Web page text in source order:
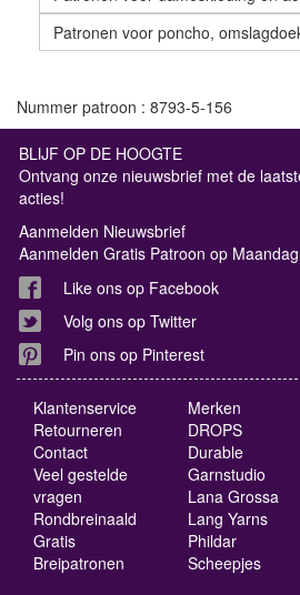
Patronen voor poncho,
Nummer patroon : 8793-5-156
BLIJF OP DE HOOGTE
Ontvang onze nieuwsbrief met de
acties!
Aanmelden Nieuwsbrief
Aanmelden Gratis Patroon op Maandag
Like ons op Facebook
Volg ons op Twitter
Pin ons op Pinterest
Klantenservice
Retourneren
Contact
Veel gestelde
vragen
Rondbreinaald
Gratis
Breipatronen
Merken
DROPS
Durable
Garnstudio
Lana Grossa
Lang Yarns
Phildar
Scheepjes